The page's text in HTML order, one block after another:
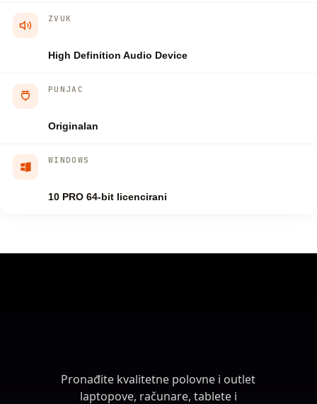
ZVUK
High Definition Audio Device
PUNJAC
Originalan
WINDOWS
10 PRO 64-bit licencirani
Pronađite kvalitetne polovne i outlet
laptopove, računare, tablete i